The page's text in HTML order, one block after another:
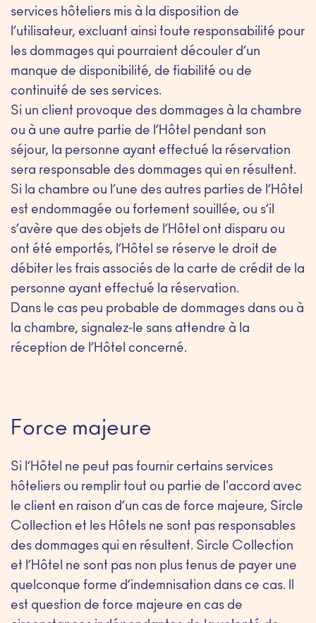
services hôteliers mis à la disposition de
l’utilisateur, excluant ainsi toute responsabilité pour
les dommages qui pourraient découler d’un
manque de disponibilité, de fiabilité ou de
continuité de ses services.
Si un client provoque des dommages à la chambre
ou à une autre partie de l’Hôtel pendant son
séjour, la personne ayant effectué la réservation
sera responsable des dommages qui en résultent.
Si la chambre ou l’une des autres parties de l’Hôtel
est endommagée ou fortement souillée, ou s’il
s’avère que des objets de l’Hôtel ont disparu ou
ont été emportés, l’Hôtel se réserve le droit de
débiter les frais associés de la carte de crédit de la
personne ayant effectué la réservation.
Dans le cas peu probable de dommages dans ou à
la chambre, signalez-le sans attendre à la
réception de l’Hôtel concerné.
Force majeure
Si l’Hôtel ne peut pas fournir certains services
hôteliers ou remplir tout ou partie de l'accord avec
le client en raison d’un cas de force majeure, Sircle
Collection et les Hôtels ne sont pas responsables
des dommages qui en résultent. Sircle Collection
et l’Hôtel ne sont pas non plus tenus de payer une
quelconque forme d’indemnisation dans ce cas. Il
est question de force majeure en cas de